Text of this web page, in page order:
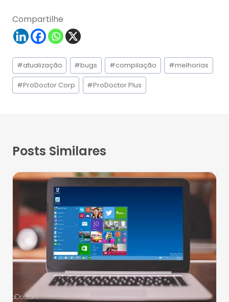
Compartilhe
Tags
do
Post:
#atualização #bugs #compilação #melhorias
#ProDoctor Corp #ProDoctor Plus
Posts Similares